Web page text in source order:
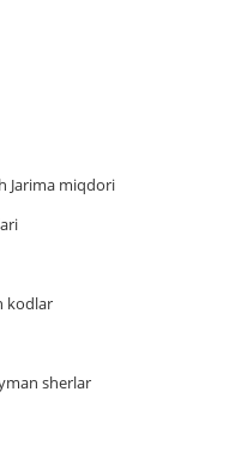
Jаrimа miqdori
kodlar
sherlar